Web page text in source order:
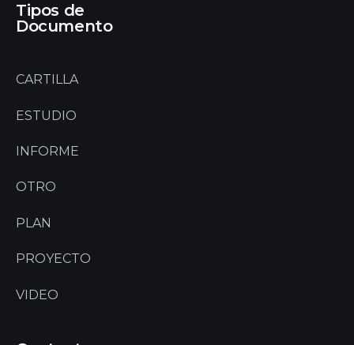
Tipos de
Documento
CARTILLA
ESTUDIO
INFORME
OTRO
PLAN
PROYECTO
VIDEO